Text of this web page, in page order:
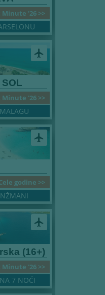
Minute '26 >>
airplanemode_active
SOL
Minute '26 >>
airplanemode_active
godine >>
airplanemode_active
(16+)
Minute '26 >>
7 NOĆI